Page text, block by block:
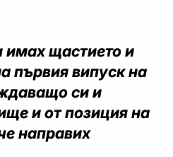
имах щастието и
първия випуск на
си и
и от позиция на
направих